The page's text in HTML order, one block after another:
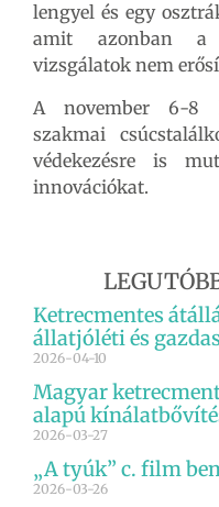
lengyel és egy
amit azonban a
vizsgálatok nem
A november 6-8
szakmai
védekezésre is
innovációkat.
Ketrecmentes
állatjóléti és
2026-04-10
Magyar
alapú
2026-03-27
„A tyúk” c. film
2026-03-26